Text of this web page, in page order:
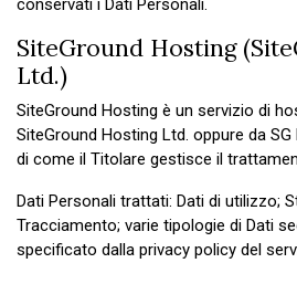
conservati i Dati Personali.
SiteGround Hosting
Ltd.)
SiteGround Hosting è un servizio di
SiteGround Hosting Ltd. oppure da
di come il Titolare gestisce il
Dati Personali trattati: Dati di utilizzo;
Tracciamento; varie tipologie di Dati
specificato dalla privacy policy del